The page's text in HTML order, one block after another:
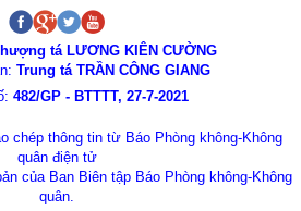
tá LƯƠNG KIÊN CƯỜNG
Trung tá TRẦN CÔNG GIANG
482/GP - BTTTT, 27-7-2021
chép thông tin từ Báo Phòng không-Không
quân điện tử
của Ban Biên tập Báo Phòng không-Không
quân.